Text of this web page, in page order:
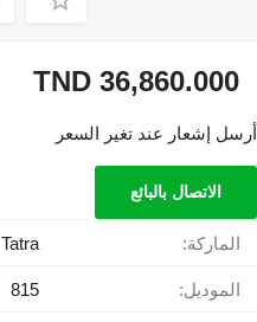
TND 36,860.000
أرسل إشعار عند تغير السعر
الاتصال بالبائع
الماركة: Tatra
الموديل: 815